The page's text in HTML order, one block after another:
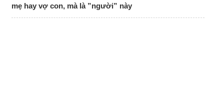
mẹ hay vợ con, mà là ”người” này